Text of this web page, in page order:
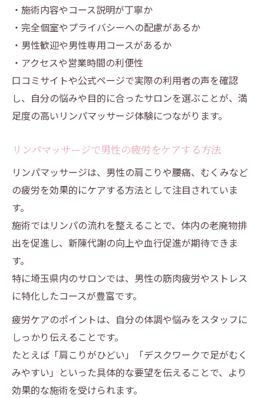
・施術内容やコース説明が丁寧か
・完全個室やプライバシーへの配慮があるか
・男性歓迎や男性専用コースがあるか
・アクセスや営業時間の利便性
口コミサイトや公式ページで実際の利用者の声を確認
し、自分の悩みや目的に合ったサロンを選ぶことが、満
足度の高いリンパマッサージ体験につながります。
リンパマッサージで男性の疲労をケアする方法
リンパマッサージは、男性の肩こりや腰痛、むくみなど
の疲労を効果的にケアする方法として注目されていま
す。
施術ではリンパの流れを整えることで、体内の老廃物排
出を促進し、新陳代謝の向上や血行促進が期待できま
す。
特に埼玉県内のサロンでは、男性の筋肉疲労やストレス
に特化したコースが豊富です。
疲労ケアのポイントは、自分の体調や悩みをスタッフに
しっかり伝えることです。
たとえば「肩こりがひどい」「デスクワークで足がむく
みやすい」といった具体的な要望を伝えることで、より
効果的な施術を受けられます。